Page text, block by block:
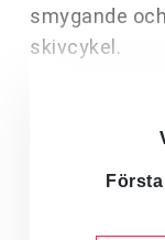
smygande
skivcykel.